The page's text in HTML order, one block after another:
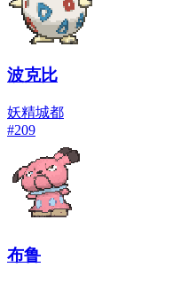
波克比
妖精城都
#209
布鲁